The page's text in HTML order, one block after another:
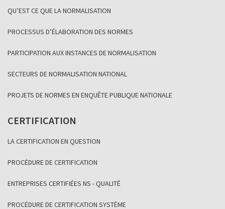
QU’EST CE QUE LA NORMALISATION
PROCESSUS D’ÉLABORATION DES NORMES
PARTICIPATION AUX INSTANCES DE NORMALISATION
SECTEURS DE NORMALISATION NATIONAL
PROJETS DE NORMES EN ENQUÊTE PUBLIQUE NATIONALE
CERTIFICATION
LA CERTIFICATION EN QUESTION
PROCÉDURE DE CERTIFICATION
ENTREPRISES CERTIFIÉES NS - QUALITÉ
PROCÉDURE DE CERTIFICATION SYSTÈME